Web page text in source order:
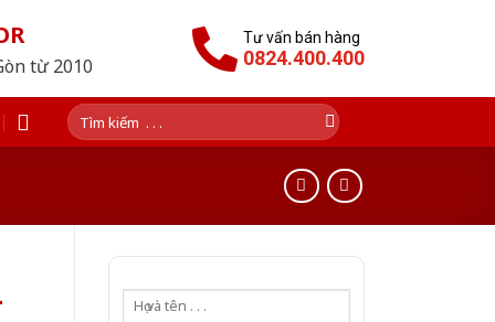
từ 2010
Tư vấn bán hàng
0824.400.400
Tìm
kiếm: